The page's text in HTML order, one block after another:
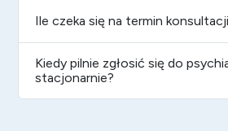
Ile czeka się na termin
Kiedy pilnie zgłosić się do
stacjonarnie?